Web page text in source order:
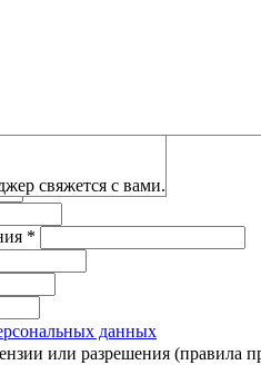
*
данных
или разрешения (правила
свяжется с вами.